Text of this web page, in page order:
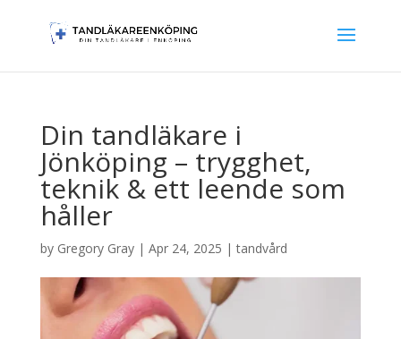
Din tandläkare i
Jönköping – trygghet,
teknik & ett leende som
håller
by Gregory Gray| Apr 24, 2025 |tandvård